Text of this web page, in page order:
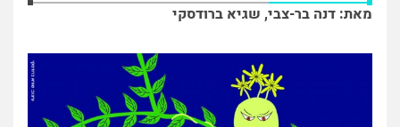
מאת: דנה בר-צבי, שגיא ברודסקי